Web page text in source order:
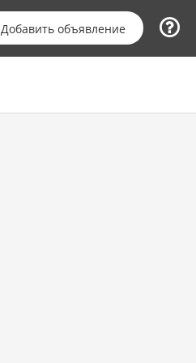
Добавить объявление